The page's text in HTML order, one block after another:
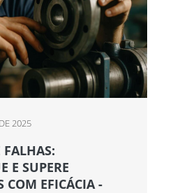
2025
E SUPERE
COM EFICÁCIA -